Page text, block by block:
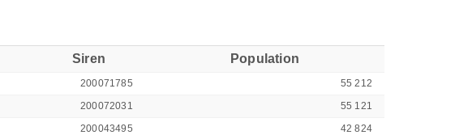
Siren Population
200071785
55 212
200072031
55 121
200043495
42 824